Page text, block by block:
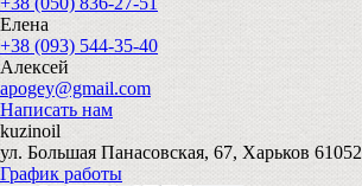
Елена
+38 (093) 544-35-40
Алексей
apogey@gmail.com
Написать нам
kuzinoil
ул. Большая Панасовская, 67, Харьков 61052
График работы